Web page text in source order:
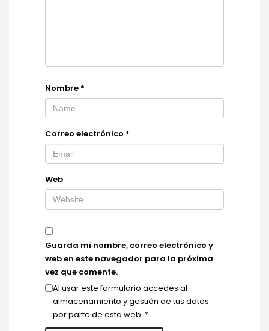
Nombre *
Correo electrónico *
Web
Guarda mi nombre, correo electrónico y
web en este navegador para la próxima
vez que comente.
Al usar este formulario accedes al
almacenamiento y gestión de tus datos
por parte de esta web. *